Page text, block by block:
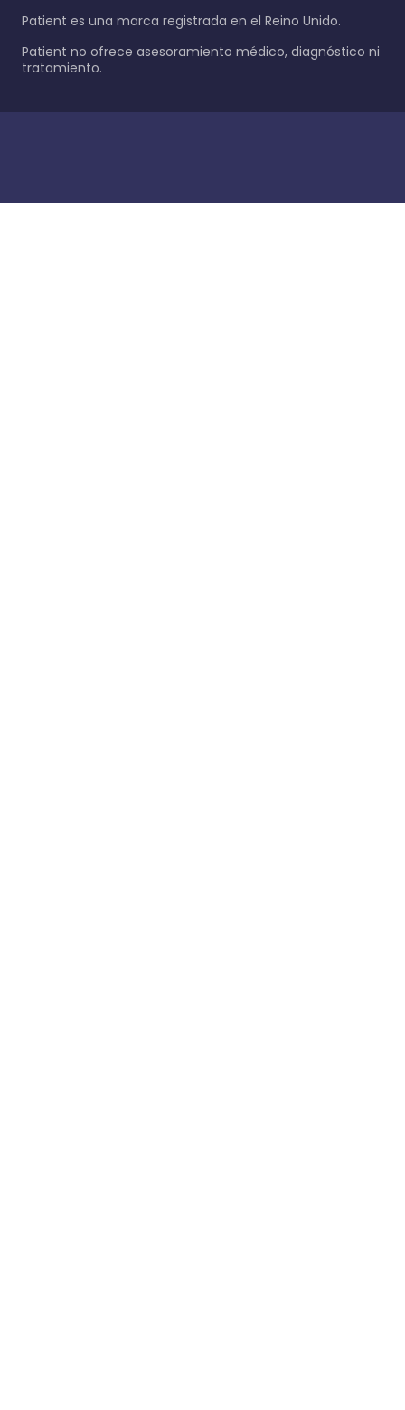
Patient es una marca registrada en el Reino Unido.
Patient no ofrece asesoramiento médico, diagnóstico ni
tratamiento.